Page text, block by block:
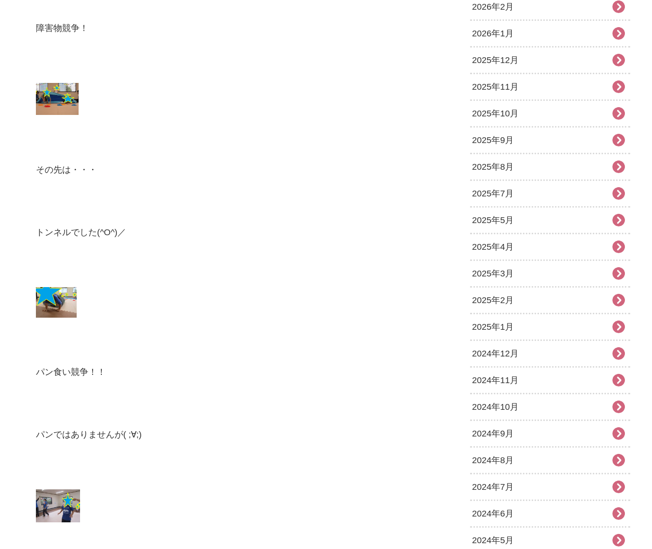
障害物競争！
その先は・・・
トンネルでした(^O^)／
パン食い競争！！
パンではありませんが( ;∀;)
2026年2月
2026年1月
2025年12月
2025年11月
2025年10月
2025年9月
2025年8月
2025年7月
2025年5月
2025年4月
2025年3月
2025年2月
2025年1月
2024年12月
2024年11月
2024年10月
2024年9月
2024年8月
2024年7月
2024年6月
2024年5月